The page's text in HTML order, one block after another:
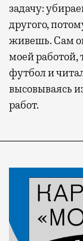
задачу:
другого,
живешь. Сам
моей работой,
футбол и
высовываясь
работ.